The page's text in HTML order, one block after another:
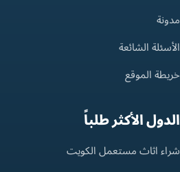
مدونة
الأسئلة الشائعة
خريطة الموقع
الدول الأكثر طلباً
شراء اثاث مستعمل الكويت